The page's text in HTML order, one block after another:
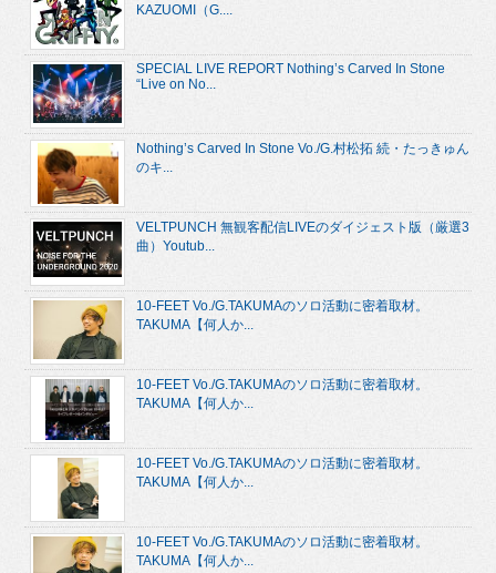
KAZUOMI（G....
SPECIAL LIVE REPORT Nothing’s Carved In Stone
“Live on No...
Nothing’s Carved In Stone Vo./G.村松拓 続・たっきゅん
のキ...
VELTPUNCH 無観客配信LIVEのダイジェスト版（厳選3
曲）Youtub...
10-FEET Vo./G.TAKUMAのソロ活動に密着取材。
TAKUMA【何人か...
10-FEET Vo./G.TAKUMAのソロ活動に密着取材。
TAKUMA【何人か...
10-FEET Vo./G.TAKUMAのソロ活動に密着取材。
TAKUMA【何人か...
10-FEET Vo./G.TAKUMAのソロ活動に密着取材。
TAKUMA【何人か...